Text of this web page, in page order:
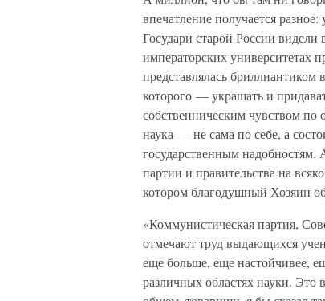
впечатление получается
Государи старой России
императорских университетах
представлялась
которого — украшать и
собственническим чувством
наука — не сама по себе, а
государственным надобностям.
партии и правительства на
котором благодушный Хозяин
«Коммунистическая партия,
отмечают труд выдающихся
еще больше, еще настойчивее,
различных областях науки. Это